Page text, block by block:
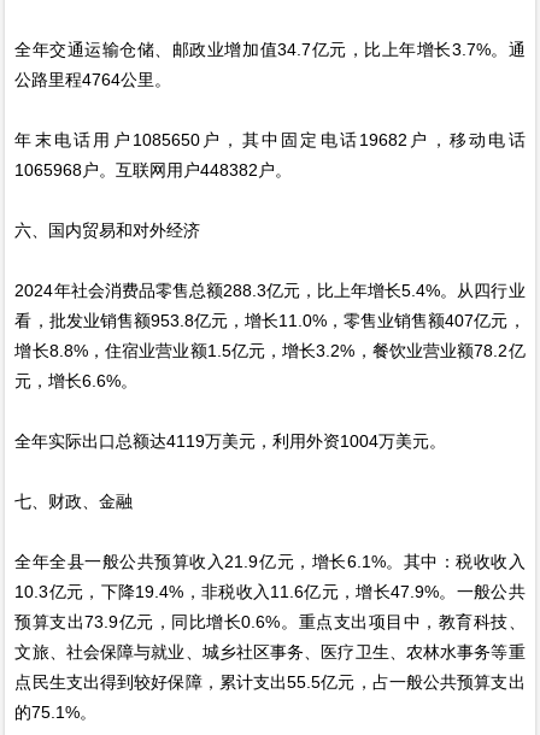
全年交通运输仓储、邮政业增加值34.7亿元，比上年增长3.7%。通
公路里程4764公里。
年末电话用户1085650户，其中固定电话19682户，移动电话
1065968户。互联网用户448382户。
六、国内贸易和对外经济
2024年社会消费品零售总额288.3亿元，比上年增长5.4%。从四行业
看，批发业销售额953.8亿元，增长11.0%，零售业销售额407亿元，
增长8.8%，住宿业营业额1.5亿元，增长3.2%，餐饮业营业额78.2亿
元，增长6.6%。
全年实际出口总额达4119万美元，利用外资1004万美元。
七、财政、金融
全年全县一般公共预算收入21.9亿元，增长6.1%。其中：税收收入
10.3亿元，下降19.4%，非税收入11.6亿元，增长47.9%。一般公共
预算支出73.9亿元，同比增长0.6%。重点支出项目中，教育科技、
文旅、社会保障与就业、城乡社区事务、医疗卫生、农林水事务等重
点民生支出得到较好保障，累计支出55.5亿元，占一般公共预算支出
的75.1%。